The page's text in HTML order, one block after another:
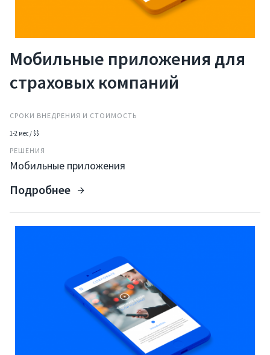
Мобильные приложения для
страховых компаний
СРОКИ ВНЕДРЕНИЯ И СТОИМОСТЬ
1-2 мес / $$
РЕШЕНИЯ
Мобильные приложения
Подробнее